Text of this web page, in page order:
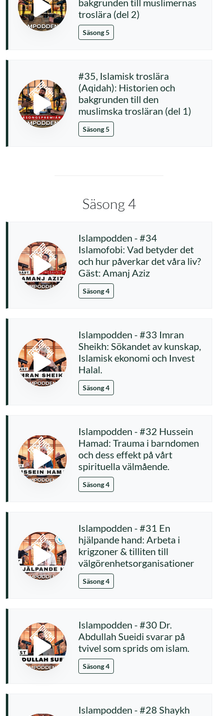
bakgrunden till muslimernas
troslära (del 2)
Säsong 5
#35, Islamisk troslära
(Aqidah): Historien och
bakgrunden till den
muslimska trosläran (del 1)
Säsong 5
Säsong 4
Islampodden - #34
Islamofobi: Vad betyder det
och hur påverkar det våra liv?
Gäst: Amanj Aziz
Säsong 4
Islampodden - #33 Imran
Sheikh: Sökandet av kunskap,
Islamisk ekonomi och Invest
Halal.
Säsong 4
Islampodden - #32 Hussein
Hamad: Trauma i barndomen
och dess effekt på vårt
spirituella välmående.
Säsong 4
Islampodden - #31 En
hjälpande hand: Arbeta i
krigzoner & tilliten till
välgörenhetsorganisationer
Säsong 4
Islampodden - #30 Dr.
Abdullah Sueidi svarar på
tvivel som sprids om islam.
Säsong 4
Islampodden - #28 Shaykh